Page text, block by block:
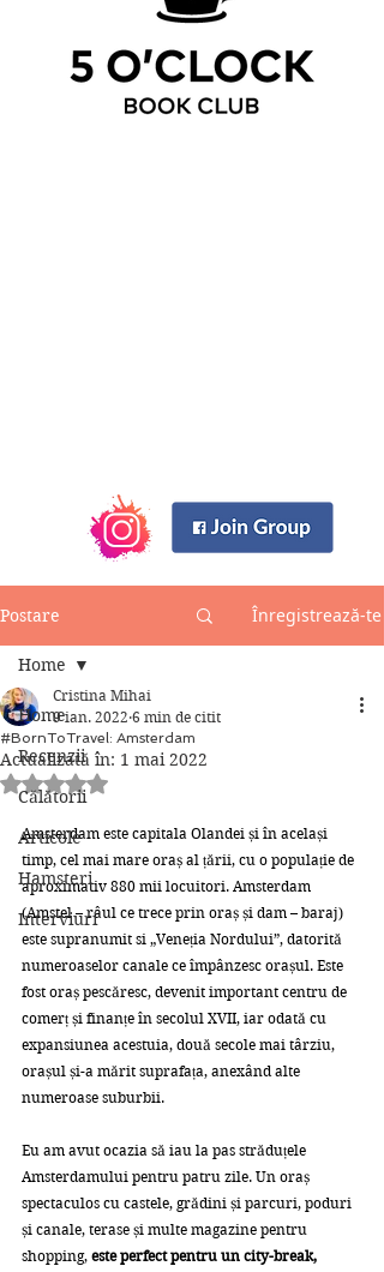
Postare Înregistrează-te
Home
Recenzii
Călătorii
Articole
Hamsteri
Interviuri
Home
#BornToTravel: Amsterdam
Cristina Mihai
9 ian. 2022 6 min de citit
Actualizată în: 1 mai 2022
Evaluat(ă) cu NaN din 5 stele.
Amsterdam este capitala Olandei și în același
timp, cel mai mare oraș al țării, cu o populație de
aproximativ 880 mii locuitori. Amsterdam
(Amstel – râul ce trece prin oraș și dam – baraj)
este supranumit si „Veneția Nordului”, datorită
numeroaselor canale ce împânzesc orașul. Este
fost oraș pescăresc, devenit important centru de
comerț și finanțe în secolul XVII, iar odată cu
expansiunea acestuia, două secole mai târziu,
orașul și-a mărit suprafața, anexând alte
numeroase suburbii.
Eu am avut ocazia să iau la pas străduțele
Amsterdamului pentru patru zile. Un oraș
spectaculos cu castele, grădini și parcuri, poduri
și canale, terase și multe magazine pentru
shopping, este perfect pentru un city-break,